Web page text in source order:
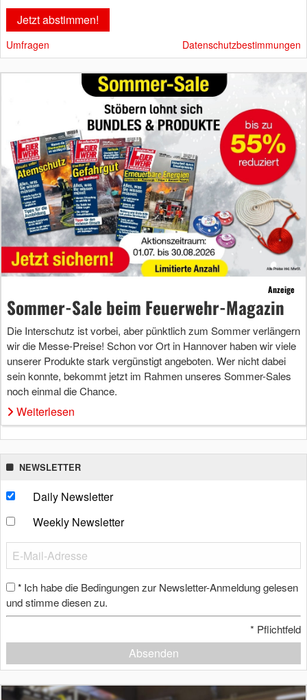
Umfragen Datenschutzbestimmungen
Anzeige
Sommer-Sale beim Feuerwehr-Magazin
Die Interschutz ist vorbei, aber pünktlich zum Sommer verlängern
wir die Messe-Preise! Schon vor Ort in Hannover haben wir viele
unserer Produkte stark vergünstigt angeboten. Wer nicht dabei
sein konnte, bekommt jetzt im Rahmen unseres Sommer-Sales
noch einmal die Chance.
Weiterlesen
NEWSLETTER
Daily Newsletter
Weekly Newsletter
* Ich habe die Bedingungen zur Newsletter-Anmeldung gelesen
und stimme diesen zu.
* Pflichtfeld
Absenden